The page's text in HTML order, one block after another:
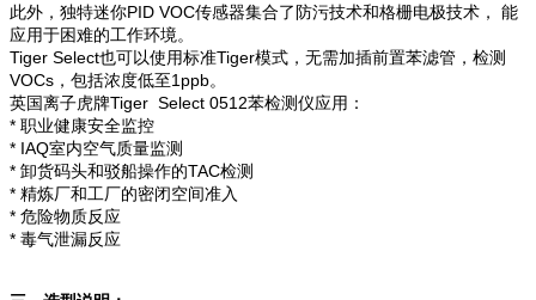
此外，独特迷你PID VOC传感器集合了防污技术和格栅电极技术， 能
应用于困难的工作环境。
Tiger Select也可以使用标准Tiger模式，无需加插前置苯滤管，检测
VOCs，包括浓度低至1ppb。
英国离子虎牌Tiger Select 0512苯检测仪应用：
* 职业健康安全监控
* IAQ室内空气质量监测
* 卸货码头和驳船操作的TAC检测
* 精炼厂和工厂的密闭空间准入
* 危险物质反应
* 毒气泄漏反应